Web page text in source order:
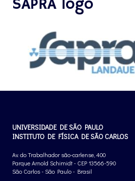
SAPRA logo
UNIVERSIDADE DE SÃO PAULO
INSTITUTO DE FÍSICA DE SÃO CARLOS
Av. do Trabalhador são-carlense, 400
Parque Arnold Schimidt - CEP 13566-590
São Carlos - São Paulo - Brasil